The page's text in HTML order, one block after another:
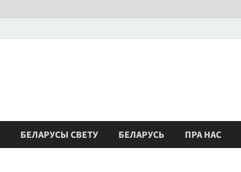
БЕЛАРУСЫ СВЕТУ БЕЛАРУСЬ ПРА НАС